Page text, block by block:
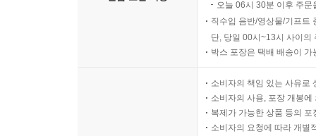
오늘 06시 30분 이후 주
직수입 음반/영상물/기프트
단, 당일 00시~13시 사이의
박스 포장은 택배 배송이
소비자의 책임 있는 사유로
소비자의 사용, 포장 개봉
복제가 가능한 상품 등의
소비자의 요청에 따라 개별